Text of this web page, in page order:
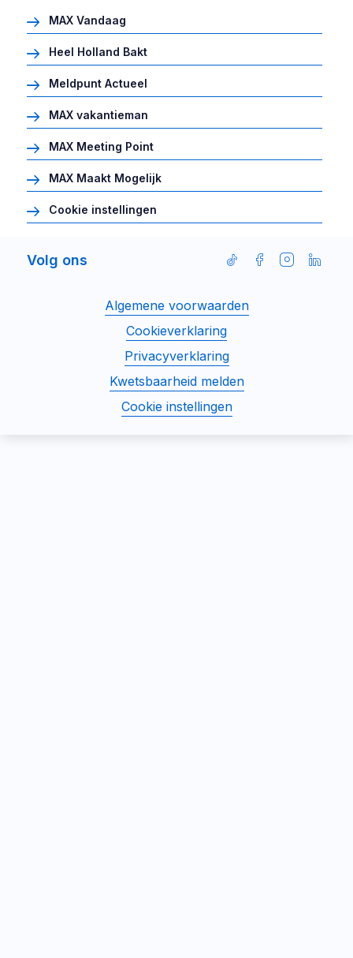
MAX Vandaag
Heel Holland Bakt
Meldpunt Actueel
MAX vakantieman
MAX Meeting Point
MAX Maakt Mogelijk
Cookie instellingen
DisclaimerAlgemene voorwaarden
Cookieverklaring
Privacyverklaring
Kwetsbaarheid melden
Cookie instellingen
Volg ons
Volg
op
VolgVolgVolg